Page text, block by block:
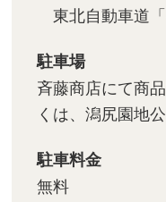
東北自動車道
駐車場
斉藤商店にて商
くは、潟尻園地
駐車料金
無料